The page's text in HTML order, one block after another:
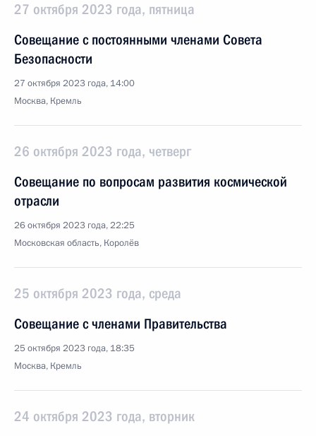
27 октября 2023 года, пятница
Совещание с постоянными членами Совета
Безопасности
27 октября 2023 года, 14:00
Москва, Кремль
26 октября 2023 года, четверг
Совещание по вопросам развития космической
отрасли
26 октября 2023 года, 22:25
Московская область, Королёв
25 октября 2023 года, среда
Совещание с членами Правительства
25 октября 2023 года, 18:35
Москва, Кремль
24 октября 2023 года, вторник